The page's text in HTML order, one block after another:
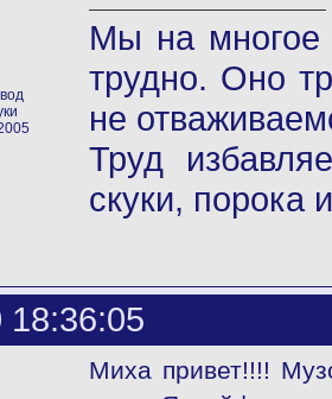
Мы на многое
трудно. Оно
не
Труд
скуки, порока
18:36:05
Миха привет!!!!